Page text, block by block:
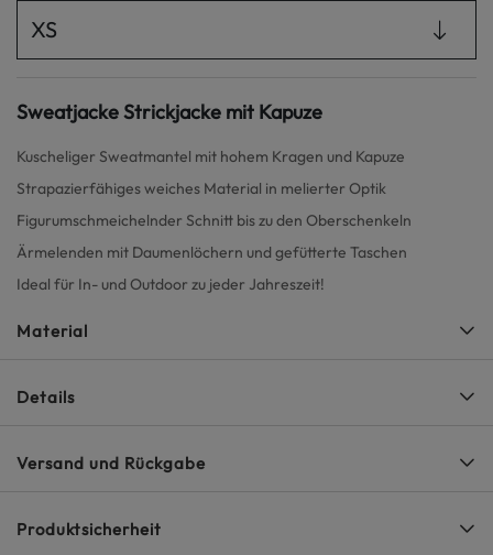
XS
Sweatjacke Strickjacke mit Kapuze
Kuscheliger Sweatmantel mit hohem Kragen und Kapuze
Strapazierfähiges weiches Material in melierter Optik
Figurumschmeichelnder Schnitt bis zu den Oberschenkeln
Ärmelenden mit Daumenlöchern und gefütterte Taschen
Ideal für In- und Outdoor zu jeder Jahreszeit!
Material
Details
Versand und Rückgabe
Produktsicherheit